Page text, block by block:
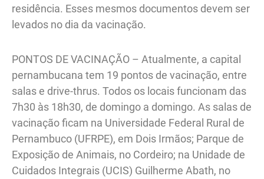
residência. Esses mesmos documentos devem ser
levados no dia da vacinação.
PONTOS DE VACINAÇÃO – Atualmente, a capital
pernambucana tem 19 pontos de vacinação, entre
salas e drive-thrus. Todos os locais funcionam das
7h30 às 18h30, de domingo a domingo. As salas de
vacinação ficam na Universidade Federal Rural de
Pernambuco (UFRPE), em Dois Irmãos; Parque de
Exposição de Animais, no Cordeiro; na Unidade de
Cuidados Integrais (UCIS) Guilherme Abath, no